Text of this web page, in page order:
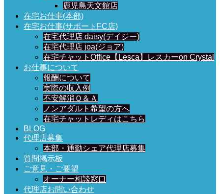
鹿児島天文館店
在宅お仕事(本部)
在宅お仕事(サポートFC店)
在宅代理店 daisy(デイジー)
在宅代理店 joa(ジョア)
在宅チャットOffice【Lesca】レスカーon Crystal
お仕事について
報酬について
実際の収入例
不安解消Ｑ＆Ａ
ノンアダルト希望の方へ
在宅チャットレディはこちら
BLOG
代理店募集
本部・通勤シェア代理店募集
質問掲示板
ご意見・ご要望
オーナー相談窓口
代理店お問い合わせ